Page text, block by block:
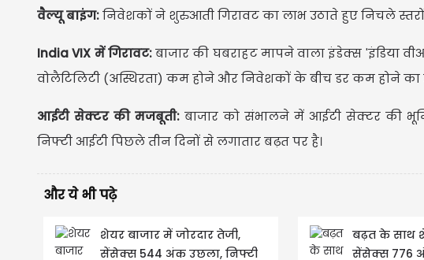
वैल्यू बाइंग:निवेशकों ने शुरुआती गिरावट का लाभ उठाते हुए निचले
India VIX में गिरावट:बाजार की घबराहट मापने वाला इंडेक्स 'इंडिया
वोलैटिलिटी (अस्थिरता) कम होने और निवेशकों के बीच डर कम होने का
आईटी सेक्टर की मजबूती: बाजार को संभालने में आईटी सेक्टर की
निफ्टी आईटी पिछले तीन दिनों से लगातार बढ़त पर है।
और ये भी पढ़े
शेयर बाजार में जोरदार तेजी,
सेंसेक्स 544 अंक उछला, निफ्टी
बढ़त के साथ
सेंसेक्स 776